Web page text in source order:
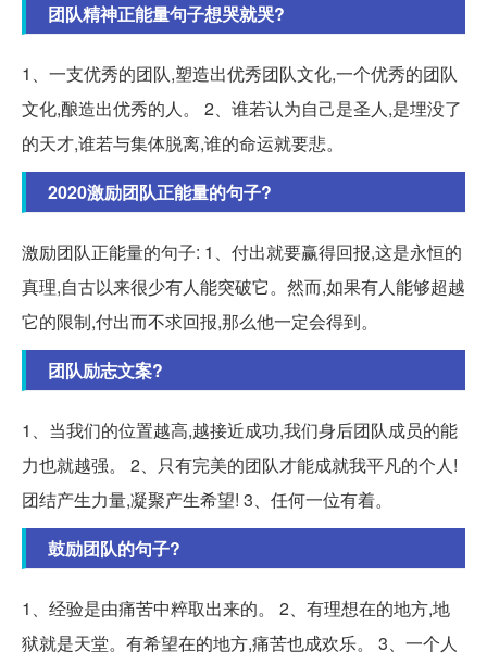
团队精神正能量句子想哭就哭?
1、一支优秀的团队,塑造出优秀团队文化,一个优秀的团队
文化,酿造出优秀的人。 2、谁若认为自己是圣人,是埋没了
的天才,谁若与集体脱离,谁的命运就要悲。
2020激励团队正能量的句子?
激励团队正能量的句子: 1、付出就要赢得回报,这是永恒的
真理,自古以来很少有人能突破它。然而,如果有人能够超越
它的限制,付出而不求回报,那么他一定会得到。
团队励志文案?
1、当我们的位置越高,越接近成功,我们身后团队成员的能
力也就越强。 2、只有完美的团队才能成就我平凡的个人!
团结产生力量,凝聚产生希望! 3、任何一位有着。
鼓励团队的句子?
1、经验是由痛苦中粹取出来的。 2、有理想在的地方,地
狱就是天堂。有希望在的地方,痛苦也成欢乐。 3、一个人